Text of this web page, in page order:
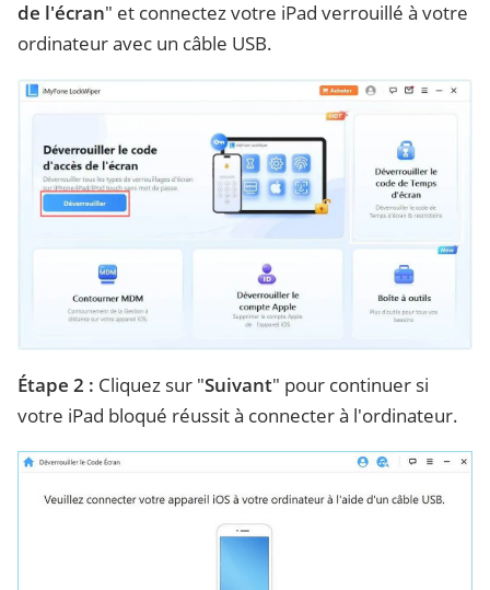
de l'écran" et connectez votre iPad verrouillé à votre
ordinateur avec un câble USB.
Étape 2 : Cliquez sur "Suivant" pour continuer si
votre iPad bloqué réussit à connecter à l'ordinateur.